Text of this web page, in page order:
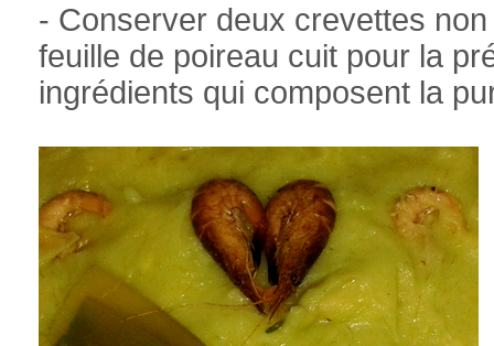
- Conserver deux crevettes
feuille de poireau cuit pour la
ingrédients qui composent la